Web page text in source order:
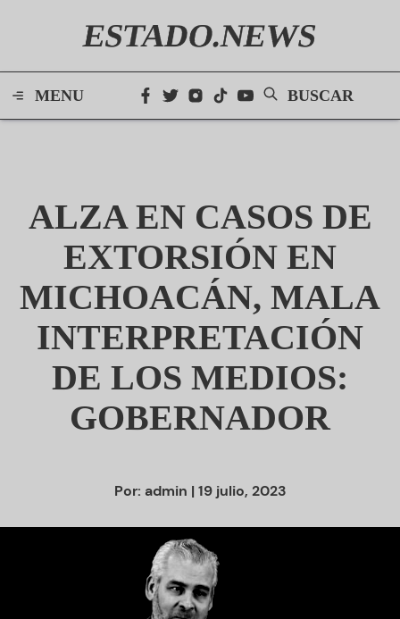
ESTADO.NEWS
MENU BUSCAR
ALZA EN CASOS DE
EXTORSIÓN EN
MICHOACÁN, MALA
INTERPRETACIÓN
DE LOS MEDIOS:
GOBERNADOR
Por: admin | 19 julio, 2023